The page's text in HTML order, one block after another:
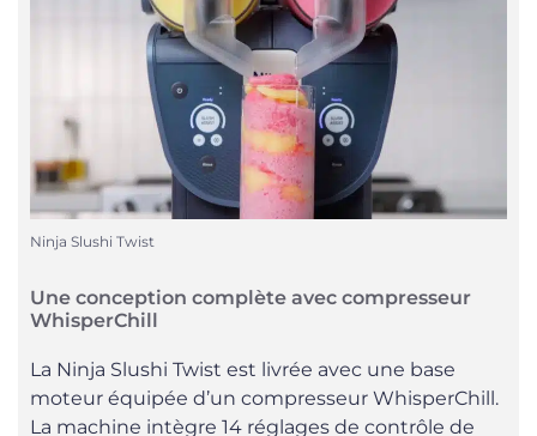
Ninja Slushi Twist
Une conception complète avec compresseur
WhisperChill
La Ninja Slushi Twist est livrée avec une base
moteur équipée d’un compresseur WhisperChill.
La machine intègre 14 réglages de contrôle de